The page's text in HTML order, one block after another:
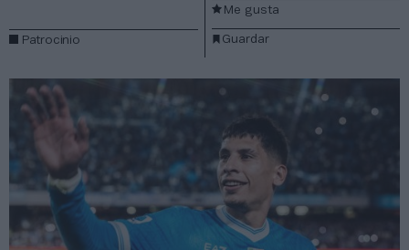
Patrocinio Guardar
Me gusta